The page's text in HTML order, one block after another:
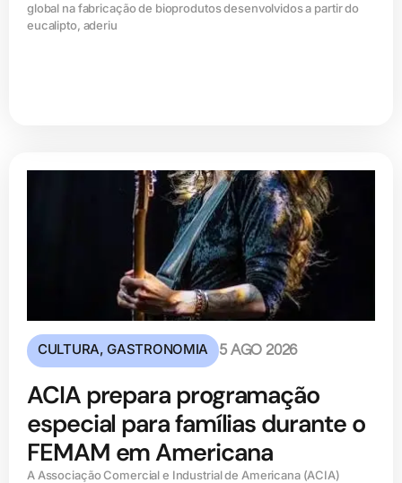
global na fabricação de bioprodutos desenvolvidos a partir do
eucalipto, aderiu
CULTURA,GASTRONOMIA 5 AGO 2026
ACIA prepara programação
especial para famílias durante o
FEMAM em Americana
A Associação Comercial e Industrial de Americana (ACIA)